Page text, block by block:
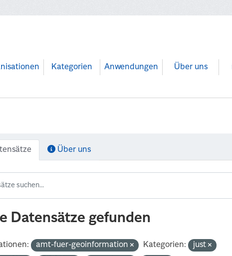
Kategorien Anwendungen Über uns
Über uns
Datensätze gefunden
amt-fuer-geoinformation Kategorien:
just